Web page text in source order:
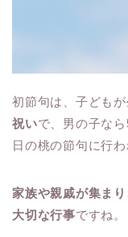
初節句は、子ども
祝いで、男の子な
日の桃の節句に行わ
家族や親戚が集ま
大切な行事ですね。